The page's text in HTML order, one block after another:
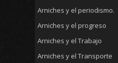
Arniches y el periodismo.
Arniches y el progreso
Arniches y el Trabajo
Arniches y el Transporte